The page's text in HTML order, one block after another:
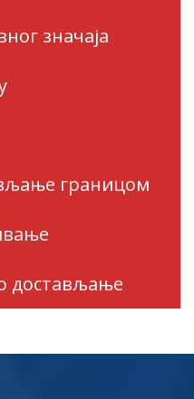
значаја
границом
достављање